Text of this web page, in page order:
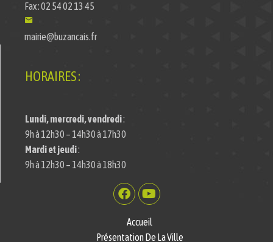
Fax : 02 54 02 13 45
mairie@buzancais.fr
HORAIRES :
Lundi, mercredi, vendredi:
9h à 12h30 – 14h30 à 17h30
Mardi et jeudi:
9h à 12h30 – 14h30 à 18h30
Accueil
Présentation De La Ville